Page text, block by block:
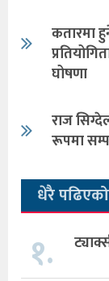
कतारमा
घोषणा
राज
रूपमा
धेरै पढिएको
१.